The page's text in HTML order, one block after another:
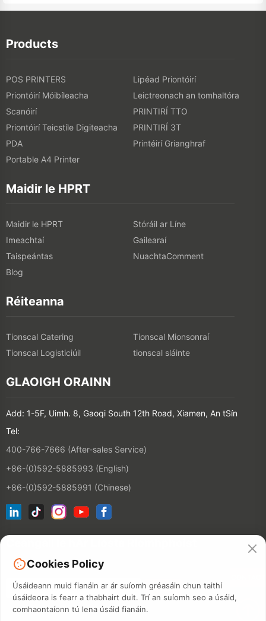
Products
POS PRINTERS
Lipéad Priontóirí
Priontóirí Móibíleacha
Leictreonach an tomhaltóra
Scanóirí
PRINTIRÍ TTO
Priontóirí Teicstíle Digiteacha
PRINTIRÍ 3T
PDA
Printéirí Grianghraf
Portable A4 Printer
Maidir le HPRT
Maidir le HPRT
Stóráil ar Líne
Imeachtaí
Gailearaí
Taispeántas
NuachtaComment
Blog
Réiteanna
Tionscal Catering
Tionscal Mionsonraí
Tionscal Logisticiúil
tionscal sláinte
GLAOIGH ORAINN
Add: 1-5F, Uimh. 8, Gaoqi South 12th Road, Xiamen, An tSín
Tel:
400-766-7666 (After-sales Service)
+86-(0)592-5885993 (English)
+86-(0)592-5885991 (Chinese)
Cookies Policy
Úsáideann muid fianáin ar ár suíomh gréasáin chun taithí
úsáideora is fearr a thabhairt duit. Trí an suíomh seo a úsáid,
comhaontaíonn tú lena úsáid fianáin.